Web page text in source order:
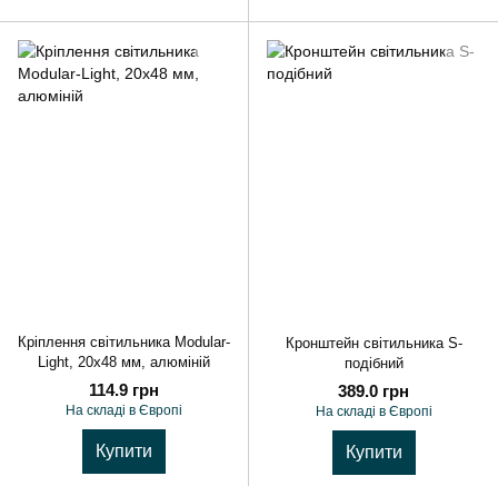
Кріплення світильника Modular-
Light, 20x48 мм, алюміній
114.9 грн
На складі в Європі
Купити
Кронштейн світильника S-
подібний
389.0 грн
На складі в Європі
Купити